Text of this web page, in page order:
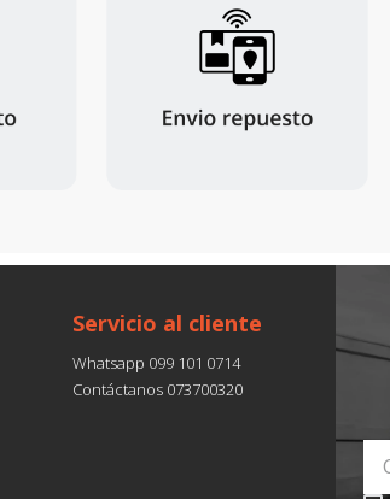
Servicio al cliente
Whatsapp 099 101 0714
Contáctanos 073700320